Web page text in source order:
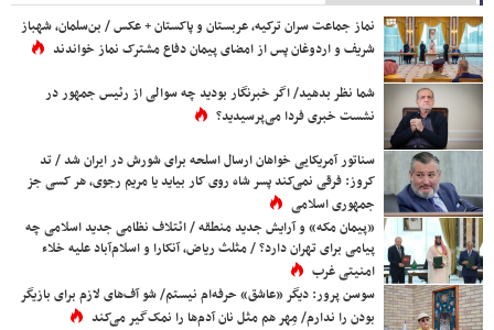
نماز جماعت سران ترکیه، عربستان و پاکستان + عکس / بن‌سلمان، شهباز
شریف و اردوغان پس از امضای پیمان دفاع مشترک نماز خواندند
شما نظر بدهید/ اگر خبرنگار بودید چه سوالی از رئیس جمهور در
نشست خبری فردا می‌پرسیدید؟
سناتور آمریکایی خواهان ارسال اسلحه برای شورش در ایران شد / تد
کروز: فرقی نمی‌کند پسر شاه روی کار بیاید یا مریم رجوی، هر کسی جز
جمهوری اسلامی
«پیمان مکه» و آرایش جدید منطقه / ائتلاف نظامی جدید اسلامی چه
پیامی برای تهران دارد؟ / مثلث ریاض، آنکارا و اسلام‌آباد علیه خلاء
امنیتی غرب
سوسن پرور: دیگر «عاشق» حرفه‌ام نیستم/ شو آف‌های لازم برای بازیگر
بودن را ندارم/ مِهر هم مثل نان آدم‌ها را نمک‌گیر می‌کند